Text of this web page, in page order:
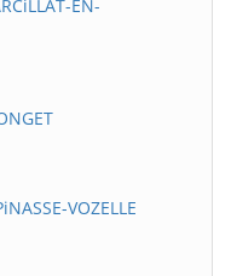
EN-
VOZELLE